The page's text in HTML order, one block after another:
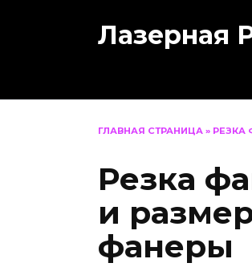
Лазерная
ГЛАВНАЯ СТРАНИЦА » РЕЗКА
Резка
и
фанеры